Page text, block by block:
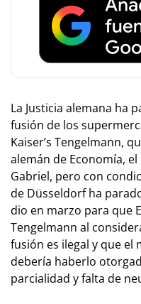
La Justicia alemana ha
fusión de los
Kaiser’s Tengelmann,
alemán de Economía,
Gabriel, pero con
de Düsseldorf ha
dio en marzo para que
Tengelmann al
fusión es ilegal y que el
debería haberlo
parcialidad y falta de